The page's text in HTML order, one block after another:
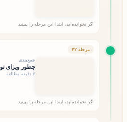
اگر نخوانده‌اید، ابتدا این مرحله را ببینید
مرحله ۳۲
جمع‌بندی
چطور ویزای
۶ دقیقه مطالعه
اگر نخوانده‌اید، ابتدا این مرحله را ببینید